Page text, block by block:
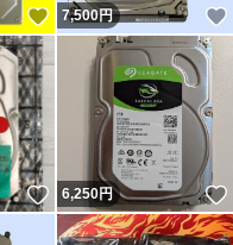
いいね！
7,500円
いいね！
6,250円